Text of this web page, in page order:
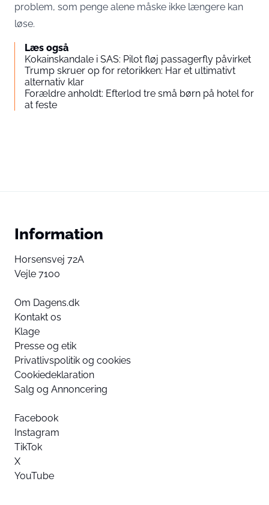
problem, som penge alene måske ikke længere kan
løse.
Læs også
Kokainskandale i SAS: Pilot fløj passagerfly påvirket
Trump skruer op for retorikken: Har et ultimativt
alternativ klar
Forældre anholdt: Efterlod tre små børn på hotel for
at feste
Information
Horsensvej 72A
Vejle 7100
Om Dagens.dk
Kontakt os
Klage
Presse og etik
Privatlivspolitik og cookies
Cookiedeklaration
Salg og Annoncering
Facebook
Instagram
TikTok
X
YouTube